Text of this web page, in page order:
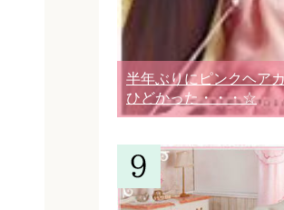
半年ぶりにピンクヘア
ひどかった・・・☆